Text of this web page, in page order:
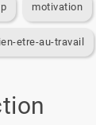
motivation
etre-au-travail